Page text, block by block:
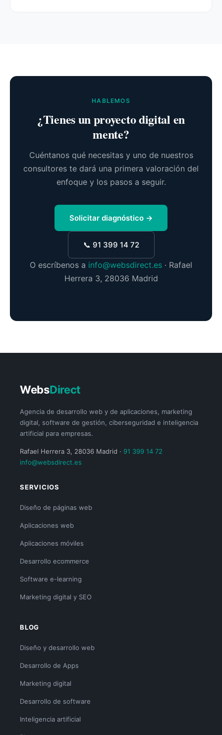
HABLEMOS
¿Tienes un proyecto digital en
mente?
Cuéntanos qué necesitas y uno de nuestros
consultores te dará una primera valoración del
enfoque y los pasos a seguir.
Solicitar diagnóstico →
📞 91 399 14 72
O escríbenos a info@websdirect.es · Rafael
Herrera 3, 28036 Madrid
WebsDirect
Agencia de desarrollo web y de aplicaciones, marketing
digital, software de gestión, ciberseguridad e inteligencia
artificial para empresas.
Rafael Herrera 3, 28036 Madrid · 91 399 14 72
info@websdirect.es
SERVICIOS
Diseño de páginas web
Aplicaciones web
Aplicaciones móviles
Desarrollo ecommerce
Software e-learning
Marketing digital y SEO
BLOG
Diseño y desarrollo web
Desarrollo de Apps
Marketing digital
Desarrollo de software
Inteligencia artificial